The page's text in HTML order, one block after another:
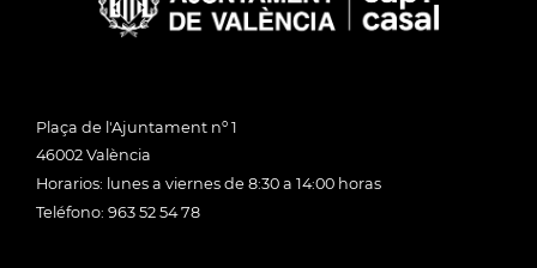
Plaça de l'Ajuntament nº 1
46002 València
Horarios: lunes a viernes de 8:30 a 14:00 horas
Teléfono: 963 52 54 78